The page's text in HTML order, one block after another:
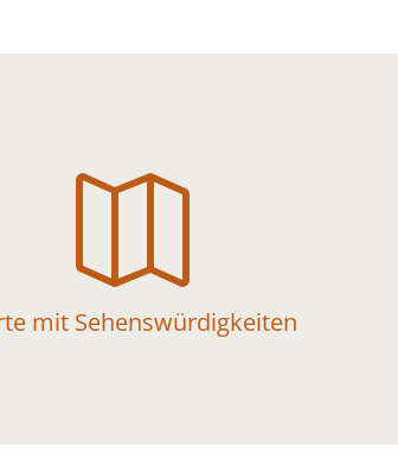

mit Sehenswürdigkeiten